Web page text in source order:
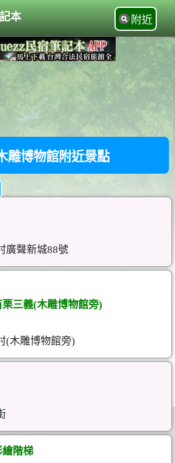
本 附近
雕博物館附近景點
廣聲新城88號
三義(木雕博物館旁)
(木雕博物館旁)
繪階梯